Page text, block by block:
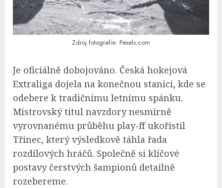
Zdroj fotografie: Pexels.com
Je oficiálně dobojováno. Česká hokejová
Extraliga dojela na konečnou stanici, kde se
odebere k tradičnímu letnímu spánku.
Mistrovský titul navzdory nesmírně
vyrovnanému průběhu play-ff ukořistil
Třinec, který výsledkově táhla řada
rozdílových hráčů. Společně si klíčové
postavy čerstvých šampionů detailně
rozebereme.